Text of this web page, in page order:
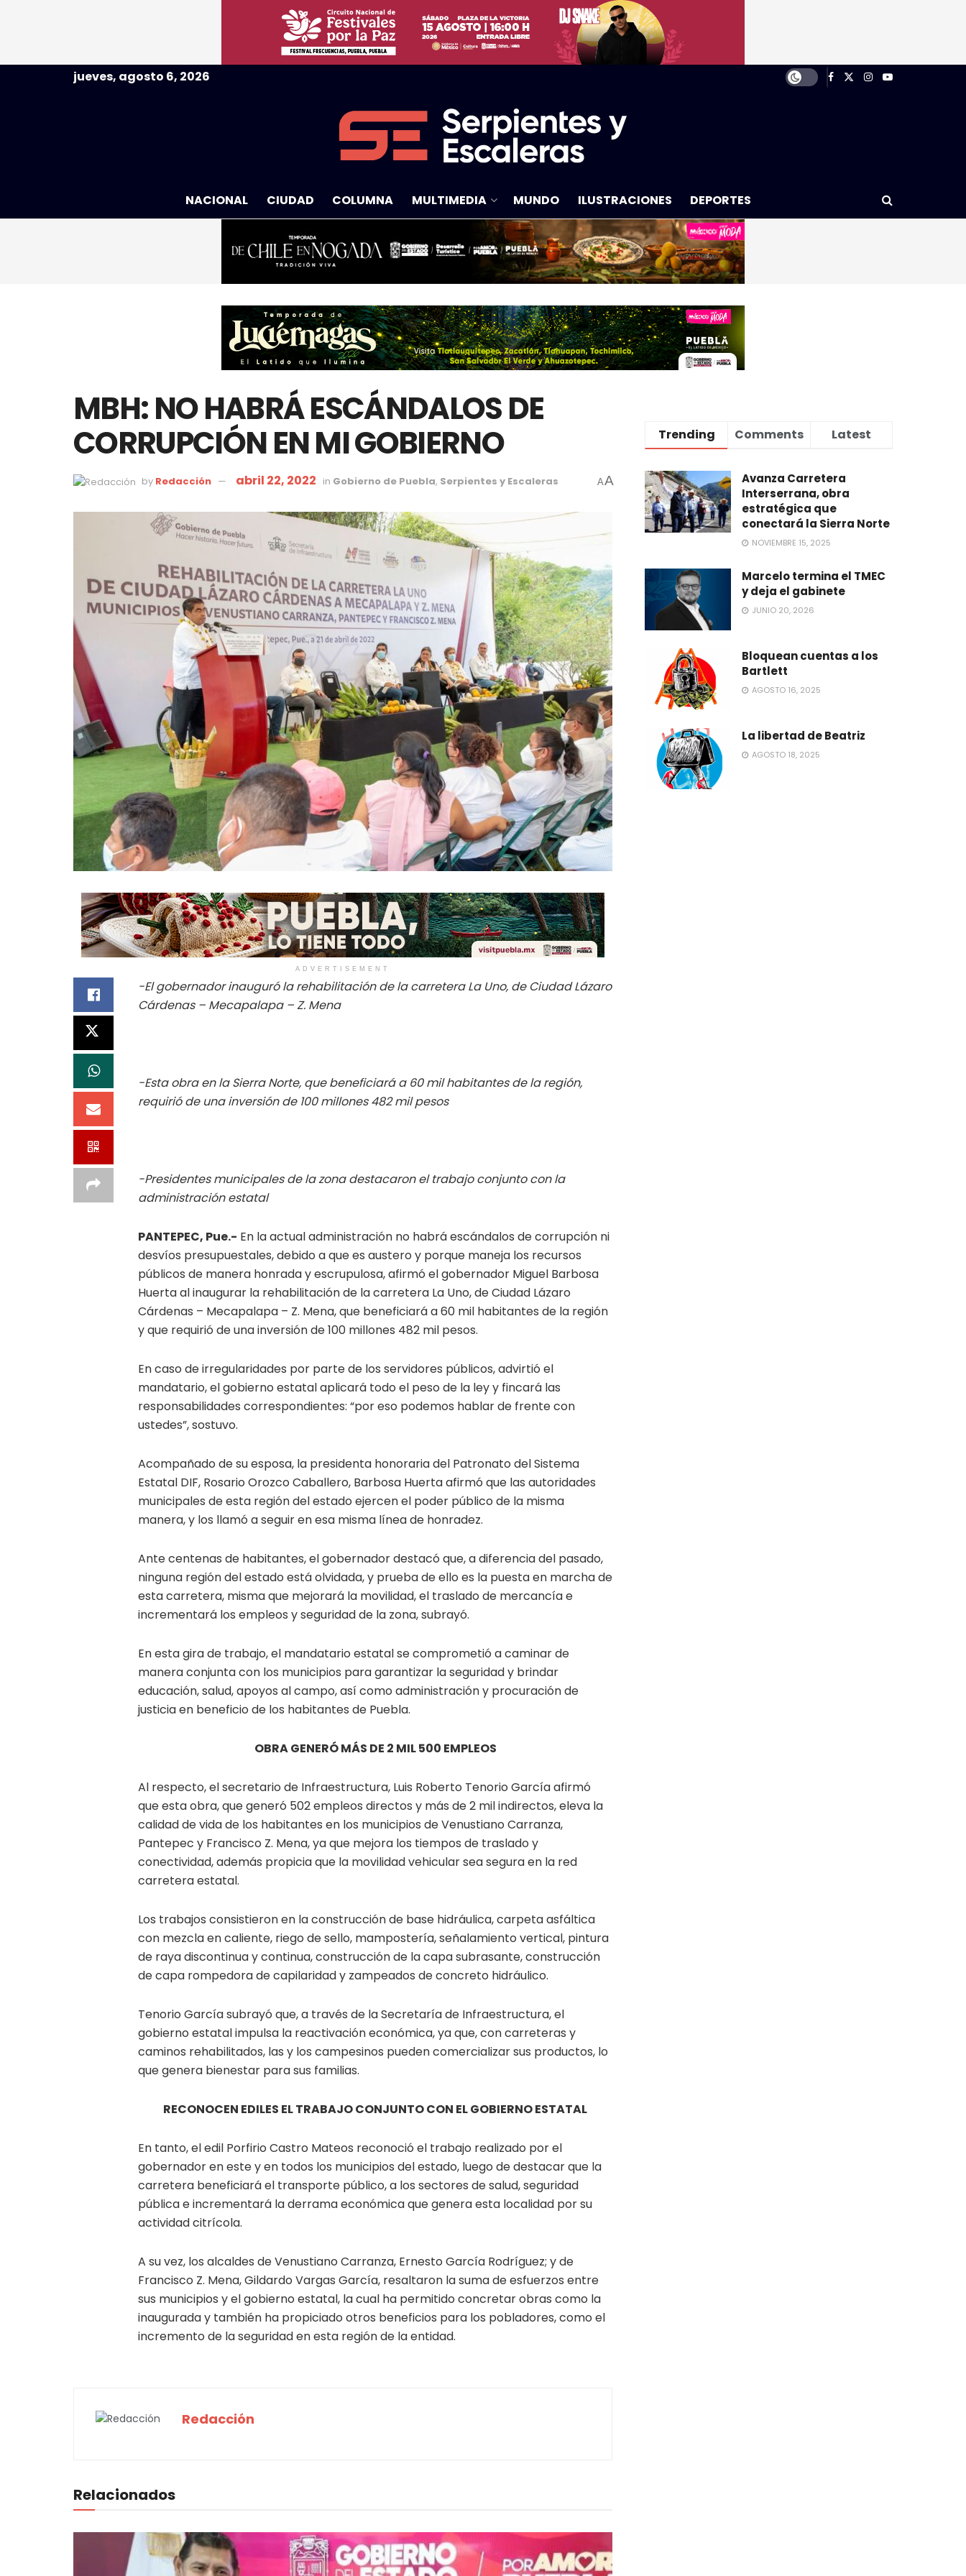
jueves, agosto 6, 2026
NACIONAL CIUDAD COLUMNA MULTIMEDIA MUNDO ILUSTRACIONES DEPORTES
MBH: NO HABRÁ ESCÁNDALOS DE
CORRUPCIÓN EN MI GOBIERNO
by Redacción abril 22, 2022 in Gobierno de Puebla, Serpientes y Escaleras AA
ADVERTISEMENT
-El gobernador inauguró la rehabilitación de la carretera La Uno, de Ciudad Lázaro
Cárdenas – Mecapalapa – Z. Mena
-Esta obra en la Sierra Norte, que beneficiará a 60 mil habitantes de la región,
requirió de una inversión de 100 millones 482 mil pesos
-Presidentes municipales de la zona destacaron el trabajo conjunto con la
administración estatal
PANTEPEC, Pue.- En la actual administración no habrá escándalos de corrupción ni
desvíos presupuestales, debido a que es austero y porque maneja los recursos
públicos de manera honrada y escrupulosa, afirmó el gobernador Miguel Barbosa
Huerta al inaugurar la rehabilitación de la carretera La Uno, de Ciudad Lázaro
Cárdenas – Mecapalapa – Z. Mena, que beneficiará a 60 mil habitantes de la región
y que requirió de una inversión de 100 millones 482 mil pesos.
En caso de irregularidades por parte de los servidores públicos, advirtió el
mandatario, el gobierno estatal aplicará todo el peso de la ley y fincará las
responsabilidades correspondientes: “por eso podemos hablar de frente con
ustedes”, sostuvo.
Acompañado de su esposa, la presidenta honoraria del Patronato del Sistema
Estatal DIF, Rosario Orozco Caballero, Barbosa Huerta afirmó que las autoridades
municipales de esta región del estado ejercen el poder público de la misma
manera, y los llamó a seguir en esa misma línea de honradez.
Ante centenas de habitantes, el gobernador destacó que, a diferencia del pasado,
ninguna región del estado está olvidada, y prueba de ello es la puesta en marcha de
esta carretera, misma que mejorará la movilidad, el traslado de mercancía e
incrementará los empleos y seguridad de la zona, subrayó.
En esta gira de trabajo, el mandatario estatal se comprometió a caminar de
manera conjunta con los municipios para garantizar la seguridad y brindar
educación, salud, apoyos al campo, así como administración y procuración de
justicia en beneficio de los habitantes de Puebla.
OBRA GENERÓ MÁS DE 2 MIL 500 EMPLEOS
Al respecto, el secretario de Infraestructura, Luis Roberto Tenorio García afirmó
que esta obra, que generó 502 empleos directos y más de 2 mil indirectos, eleva la
calidad de vida de los habitantes en los municipios de Venustiano Carranza,
Pantepec y Francisco Z. Mena, ya que mejora los tiempos de traslado y
conectividad, además propicia que la movilidad vehicular sea segura en la red
carretera estatal.
Los trabajos consistieron en la construcción de base hidráulica, carpeta asfáltica
con mezcla en caliente, riego de sello, mampostería, señalamiento vertical, pintura
de raya discontinua y continua, construcción de la capa subrasante, construcción
de capa rompedora de capilaridad y zampeados de concreto hidráulico.
Tenorio García subrayó que, a través de la Secretaría de Infraestructura, el
gobierno estatal impulsa la reactivación económica, ya que, con carreteras y
caminos rehabilitados, las y los campesinos pueden comercializar sus productos, lo
que genera bienestar para sus familias.
RECONOCEN EDILES EL TRABAJO CONJUNTO CON EL GOBIERNO ESTATAL
En tanto, el edil Porfirio Castro Mateos reconoció el trabajo realizado por el
gobernador en este y en todos los municipios del estado, luego de destacar que la
carretera beneficiará el transporte público, a los sectores de salud, seguridad
pública e incrementará la derrama económica que genera esta localidad por su
actividad citrícola.
A su vez, los alcaldes de Venustiano Carranza, Ernesto García Rodríguez; y de
Francisco Z. Mena, Gildardo Vargas García, resaltaron la suma de esfuerzos entre
sus municipios y el gobierno estatal, la cual ha permitido concretar obras como la
inaugurada y también ha propiciado otros beneficios para los pobladores, como el
incremento de la seguridad en esta región de la entidad.
Redacción
Relacionados
Trending Comments Latest
Avanza Carretera
Interserrana, obra
estratégica que
conectará la Sierra Norte
NOVIEMBRE 15, 2025
Marcelo termina el TMEC
y deja el gabinete
JUNIO 20, 2026
Bloquean cuentas a los
Bartlett
AGOSTO 16, 2025
La libertad de Beatriz
AGOSTO 18, 2025